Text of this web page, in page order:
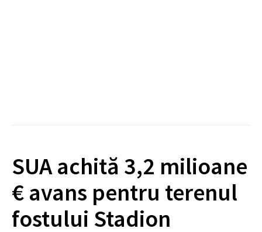
SUA achită 3,2 milioane
€ avans pentru terenul
fostului Stadion